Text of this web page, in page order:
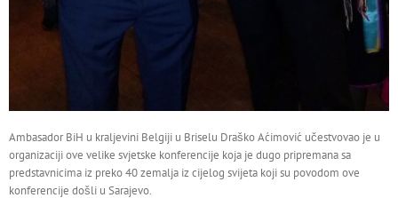
Ambasador BiH u kraljevini Belgiji u Briselu Draško Aćimović učestvovao je u
organizaciji ove velike svjetske konferencije koja je dugo pripremana sa
predstavnicima iz preko 40 zemalja iz cijelog svijeta koji su povodom ove
konferencije došli u Sarajevo.